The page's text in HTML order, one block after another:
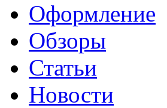
Оформление
Обзоры
Статьи
Новости